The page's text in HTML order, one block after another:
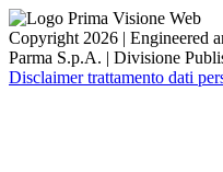
Copyright 2026 | Engineered
Parma S.p.A. | Divisione
Disclaimer trattamento dati